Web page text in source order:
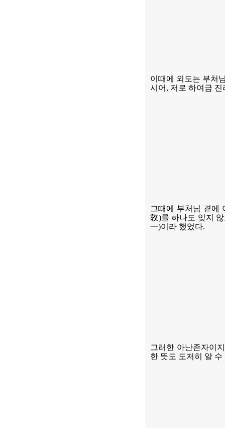
이때에 외도는 부처
시어 , 저로 하여금
그때에 부처님 곁에
敎)를 하나도 잊지
一)이라 했었다.
그러한 아난존자이
한 뜻도 도저히 알